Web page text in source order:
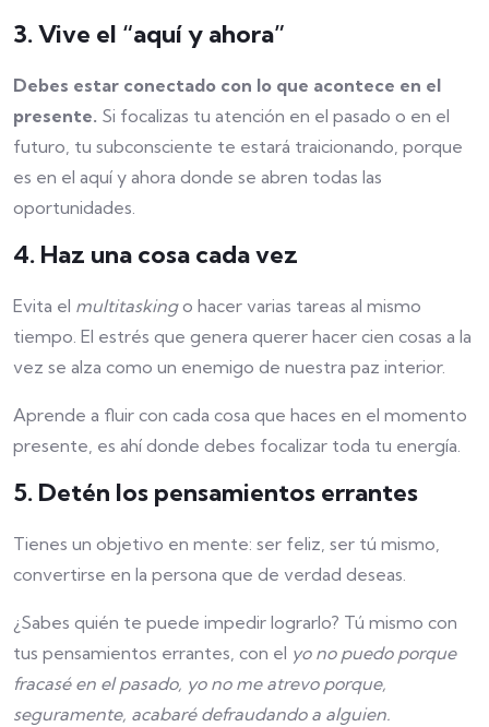
3. Vive el “aquí y ahora”
Debes estar conectado con lo que acontece en el
presente. Si focalizas tu atención en el pasado o en el
futuro, tu subconsciente te estará traicionando, porque
es en el aquí y ahora donde se abren todas las
oportunidades.
4. Haz una cosa cada vez
Evita el multitaskingo hacer varias tareas al mismo
tiempo. El estrés que genera querer hacer cien cosas a la
vez se alza como un enemigo de nuestra paz interior.
Aprende a fluir con cada cosa que haces en el momento
presente, es ahí donde debes focalizar toda tu energía.
5. Detén los pensamientos errantes
Tienes un objetivo en mente: ser feliz, ser tú mismo,
convertirse en la persona que de verdad deseas.
¿Sabes quién te puede impedir lograrlo? Tú mismo con
tus pensamientos errantes, con el yo no puedo porque
fracasé en el pasado, yo no me atrevo porque,
seguramente, acabaré defraudando a alguien.